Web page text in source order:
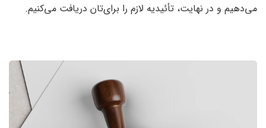
می‌دهیم و در نهایت، تأئیدیه لازم را برای‌تان دریافت می‌کنیم.